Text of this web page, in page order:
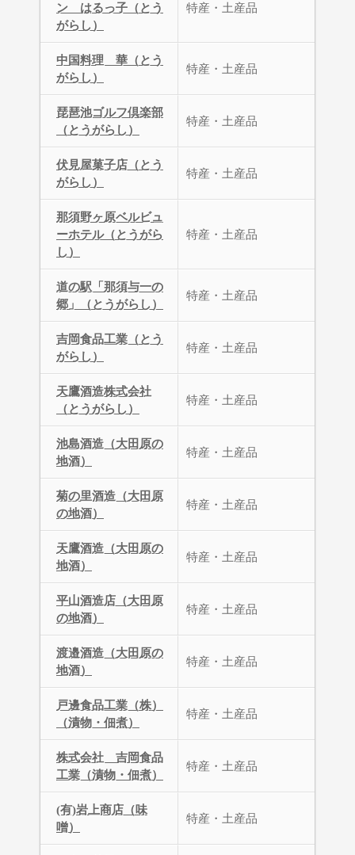
ン はるっ子（とう
がらし）
特産・土産品
中国料理 華（とう
がらし）
特産・土産品
琵琶池ゴルフ倶楽部
（とうがらし）
特産・土産品
伏見屋菓子店（とう
がらし）
特産・土産品
那須野ヶ原ベルビュ
ーホテル（とうがら
し）
特産・土産品
道の駅「那須与一の
郷」（とうがらし）
特産・土産品
吉岡食品工業（とう
がらし）
特産・土産品
天鷹酒造株式会社
（とうがらし）
特産・土産品
池島酒造（大田原の
地酒）
特産・土産品
菊の里酒造（大田原
の地酒）
特産・土産品
天鷹酒造（大田原の
地酒）
特産・土産品
平山酒造店（大田原
の地酒）
特産・土産品
渡邉酒造（大田原の
地酒）
特産・土産品
戸邊食品工業（株）
（漬物・佃煮）
特産・土産品
株式会社 吉岡食品
工業（漬物・佃煮）
特産・土産品
(有)岩上商店（味
噌）
特産・土産品